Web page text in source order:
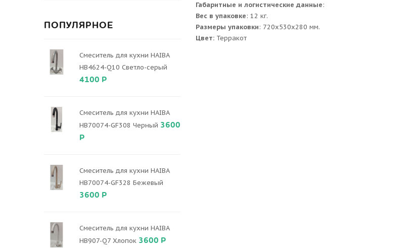
Габаритные и логистические данные:
Вес в упаковке: 12 кг.
Размеры упаковки: 720x530x280 мм.
Цвет: Терракот
ПОПУЛЯРНОЕ
Смеситель для кухни HAIBA
HB4624-Q10 Светло-серый
4100 Р
Смеситель для кухни HAIBA
HB70074-GF308 Черный 3600
Р
Смеситель для кухни HAIBA
HB70074-GF328 Бежевый
3600 Р
Смеситель для кухни HAIBA
HB907-Q7 Хлопок 3600 Р